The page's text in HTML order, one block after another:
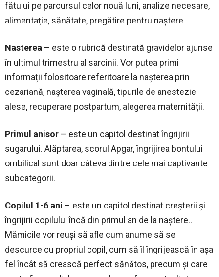
fătului pe parcursul celor nouă luni, analize necesare,
alimentație, sănătate, pregătire pentru naștere
Nasterea – este o rubrică destinată gravidelor ajunse
în ultimul trimestru al sarcinii. Vor putea primi
informații folositoare referitoare la nașterea prin
cezariană, nașterea vaginală, tipurile de anestezie
alese, recuperare postpartum, alegerea maternității.
Primul anisor – este un capitol destinat îngrijirii
sugarului. Alăptarea, scorul Apgar, îngrijirea bontului
ombilical sunt doar câteva dintre cele mai captivante
subcategorii.
Copilul 1-6 ani – este un capitol destinat creșterii și
îngrijirii copilului încă din primul an de la naștere..
Mămicile vor reuși să afle cum anume să se
descurce cu propriul copil, cum să îl îngrijească în așa
fel încât să crească perfect sănătos, precum și care